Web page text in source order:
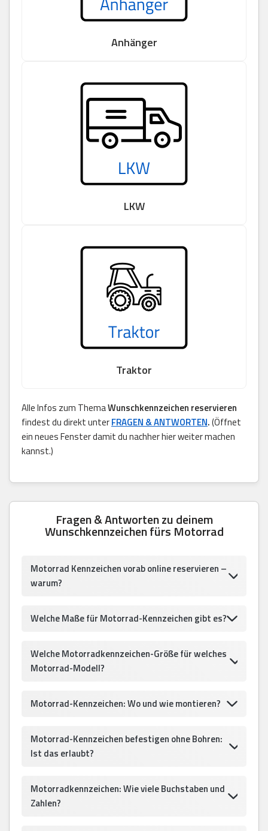
Anhänger
LKW
Traktor
Alle Infos zum ThemaWunschkennzeichen reservieren
findest du direkt unterFRAGEN & ANTWORTEN.(Öffnet
ein neues Fenster damit du nachher hier weiter machen
kannst.)
Fragen & Antworten zu deinem
Wunschkennzeichen fürs Motorrad
Motorrad Kennzeichen vorab online reservieren –
warum?
Welche Maße für Motorrad-Kennzeichen gibt es?
Welche Motorradkennzeichen-Größe für welches
Motorrad-Modell?
Motorrad-Kennzeichen: Wo und wie montieren?
Motorrad-Kennzeichen befestigen ohne Bohren:
Ist das erlaubt?
Motorradkennzeichen: Wie viele Buchstaben und
Zahlen?